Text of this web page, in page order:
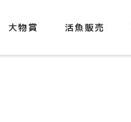
大物賞 活魚販売